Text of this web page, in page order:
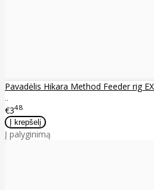
Pavadėlis Hikara Method Feeder rig
..
€348
Į palyginimą